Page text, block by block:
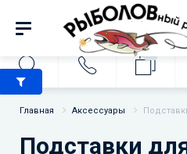
Главная Аксессуары
Подставки